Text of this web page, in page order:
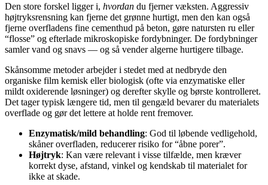
Den store forskel ligger i, hvordan du fjerner væksten. Aggressiv
højtryksrensning kan fjerne det grønne hurtigt, men den kan også
fjerne overfladens fine cementhud på beton, gøre natursten ru eller
“flosse” og efterlade mikroskopiske fordybninger. De fordybninger
samler vand og snavs — og så vender algerne hurtigere tilbage.
Skånsomme metoder arbejder i stedet med at nedbryde den
organiske film kemisk eller biologisk (ofte via enzymatiske eller
mildt oxiderende løsninger) og derefter skylle og børste kontrolleret.
Det tager typisk længere tid, men til gengæld bevarer du materialets
overflade og gør det lettere at holde rent fremover.
Enzymatisk/mild behandling: God til løbende vedligehold,
skåner overfladen, reducerer risiko for “åbne porer”.
Højtryk: Kan være relevant i visse tilfælde, men kræver
korrekt dyse, afstand, vinkel og kendskab til materialet for
ikke at skade.